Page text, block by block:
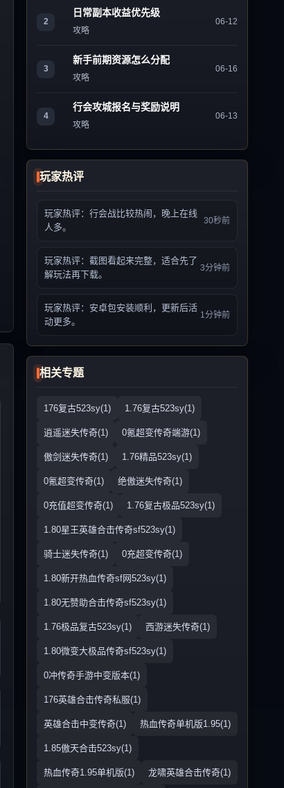
2
日常副本收益优先级
攻略
06-12
3
新手前期资源怎么分配
攻略
06-16
4
行会攻城报名与奖励说明
攻略
06-13
玩家热评
玩家热评：行会战比较热闹，晚上在线
人多。
30秒前
玩家热评：截图看起来完整，适合先了
解玩法再下载。
3分钟前
玩家热评：安卓包安装顺利，更新后活
动更多。
1分钟前
相关专题
176复古523sy(1) 1.76复古523sy(1)
逍遥迷失传奇(1) 0氪超变传奇端游(1)
傲剑迷失传奇(1) 1.76精品523sy(1)
0氪超变传奇(1) 绝傲迷失传奇(1)
0充值超变传奇(1) 1.76复古极品523sy(1)
1.80星王英雄合击传奇sf523sy(1)
骑士迷失传奇(1) 0充超变传奇(1)
1.80新开热血传奇sf网523sy(1)
1.80无赞助合击传奇sf523sy(1)
1.76极品复古523sy(1) 西游迷失传奇(1)
1.80微变大极品传奇sf523sy(1)
0冲传奇手游中变版本(1)
176英雄合击传奇私服(1)
英雄合击中变传奇(1) 热血传奇单机版1.95(1)
1.85傲天合击523sy(1)
热血传奇1.95单机版(1) 龙啸英雄合击传奇(1)